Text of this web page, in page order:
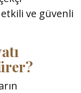
ve güvenli